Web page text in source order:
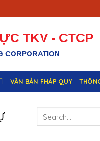
TKV - CTCP
CORPORATION
VĂN BẢN PHÁP QUY